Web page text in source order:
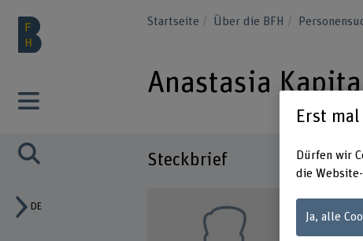
DE
Startseite Über die BFH
Anastasia
Steckbrief
Erst
Dürfen wir
die
Ja, alle